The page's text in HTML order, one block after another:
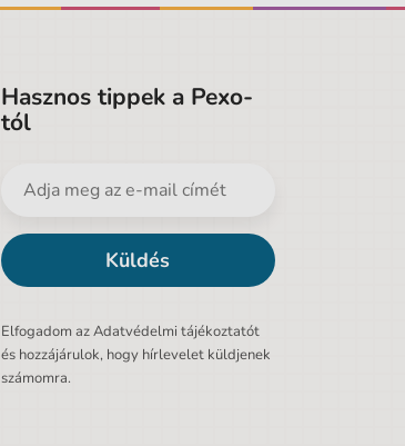
Hasznos tippek a Pexo-
tól
Küldés
Elfogadom az Adatvédelmi tájékoztatót
és hozzájárulok, hogy hírlevelet küldjenek
számomra.